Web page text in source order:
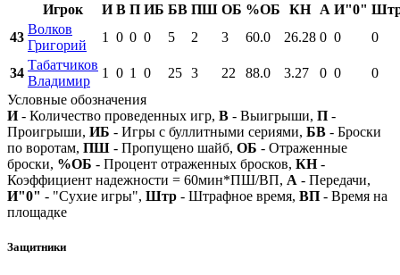
Игрок И В П ИБ БВ ПШ ОБ %ОБ КН А И"0"
43
Волков
Григорий
1 0 0 0 5 2 3 60.0 26.28 0 0 0
34
Табатчиков
Владимир
1 0 1 0 25 3 22 88.0 3.27 0 0
0
Условные обозначения
И- Количество проведенных игр, В - Выигрыши, П -
Проигрыши, ИБ - Игры с буллитными сериями, БВ - Броски
по воротам, ПШ - Пропущено шайб, ОБ - Отраженные
броски, %ОБ - Процент отраженных бросков, КН-
Коэффициент надежности = 60мин*ПШ/ВП, А - Передачи,
И"0" - "Сухие игры", Штр - Штрафное время, ВП - Время на
площадке
Защитники